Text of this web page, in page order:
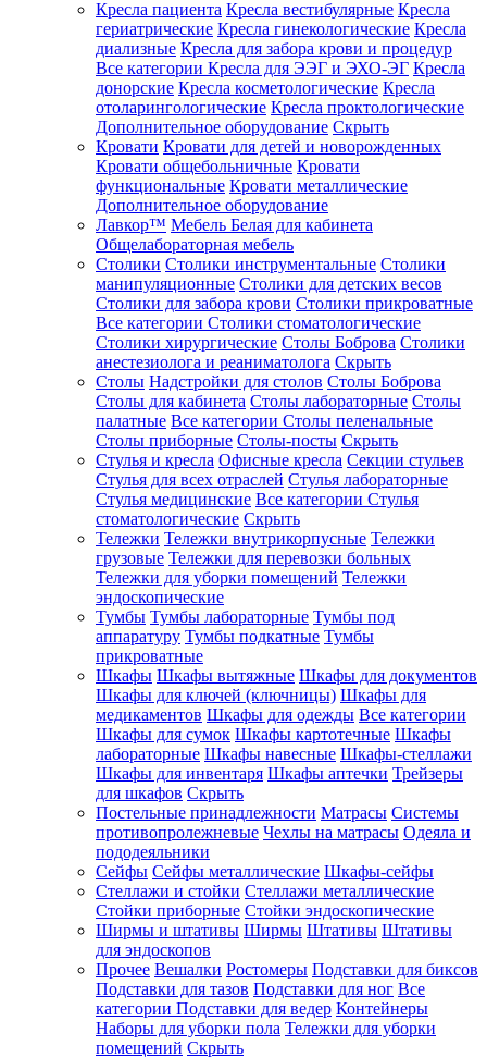
Кресла пациента Кресла вестибулярные Кресла
гериатрические Кресла гинекологические Кресла
диализные Кресла для забора крови и процедур
Все категории Кресла для ЭЭГ и ЭХО-ЭГ Кресла
донорские Кресла косметологические Кресла
отоларингологические Кресла проктологические
Дополнительное оборудование Скрыть
Кровати Кровати для детей и новорожденных
Кровати общебольничные Кровати
функциональные Кровати металлические
Дополнительное оборудование
Лавкор™ Мебель Белая для кабинета
Общелабораторная мебель
Столики Столики инструментальные Столики
манипуляционные Столики для детских весов
Столики для забора крови Столики прикроватные
Все категории Столики стоматологические
Столики хирургические Столы Боброва Столики
анестезиолога и реаниматолога Скрыть
Столы Надстройки для столов Столы Боброва
Столы для кабинета Столы лабораторные Столы
палатные Все категории Столы пеленальные
Столы приборные Столы-посты Скрыть
Стулья и кресла Офисные кресла Секции стульев
Стулья для всех отраслей Стулья лабораторные
Стулья медицинские Все категории Стулья
стоматологические Скрыть
Тележки Тележки внутрикорпусные Тележки
грузовые Тележки для перевозки больных
Тележки для уборки помещений Тележки
эндоскопические
Тумбы Тумбы лабораторные Тумбы под
аппаратуру Тумбы подкатные Тумбы
прикроватные
Шкафы Шкафы вытяжные Шкафы для документов
Шкафы для ключей (ключницы) Шкафы для
медикаментов Шкафы для одежды Все категории
Шкафы для сумок Шкафы картотечные Шкафы
лабораторные Шкафы навесные Шкафы-стеллажи
Шкафы для инвентаря Шкафы аптечки Трейзеры
для шкафов Скрыть
Постельные принадлежности Матрасы Системы
противопролежневые Чехлы на матрасы Одеяла и
пододеяльники
Сейфы Сейфы металлические Шкафы-сейфы
Стеллажи и стойки Стеллажи металлические
Стойки приборные Стойки эндоскопические
Ширмы и штативы Ширмы Штативы Штативы
для эндоскопов
Прочее Вешалки Ростомеры Подставки для биксов
Подставки для тазов Подставки для ног Все
категории Подставки для ведер Контейнеры
Наборы для уборки пола Тележки для уборки
помещений Скрыть